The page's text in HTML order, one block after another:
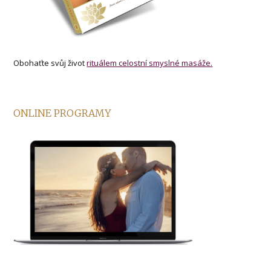
Obohaťte svůj životrituálem celostní smyslné masáže.
ONLINE PROGRAMY